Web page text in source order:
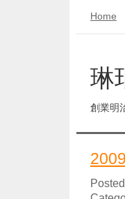
Home
琳
創業明